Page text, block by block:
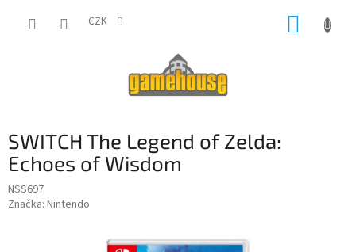
CZK
SWITCH The Legend of Zelda:
Echoes of Wisdom
NSS697
Značka: Nintendo